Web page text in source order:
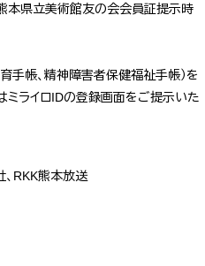
本県立美術館友の会会員証提示時
手帳、精神障害者保健福祉手帳）を
ミライロIDの登録画面をご提示いた
RKK熊本放送